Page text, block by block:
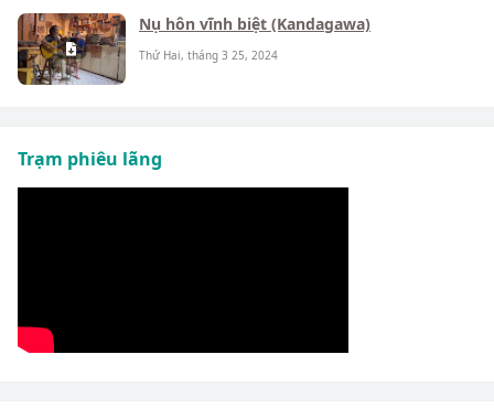
Nụ hôn vĩnh biệt (Kandagawa)
Thứ Hai, tháng 3 25, 2024
Trạm phiêu lãng